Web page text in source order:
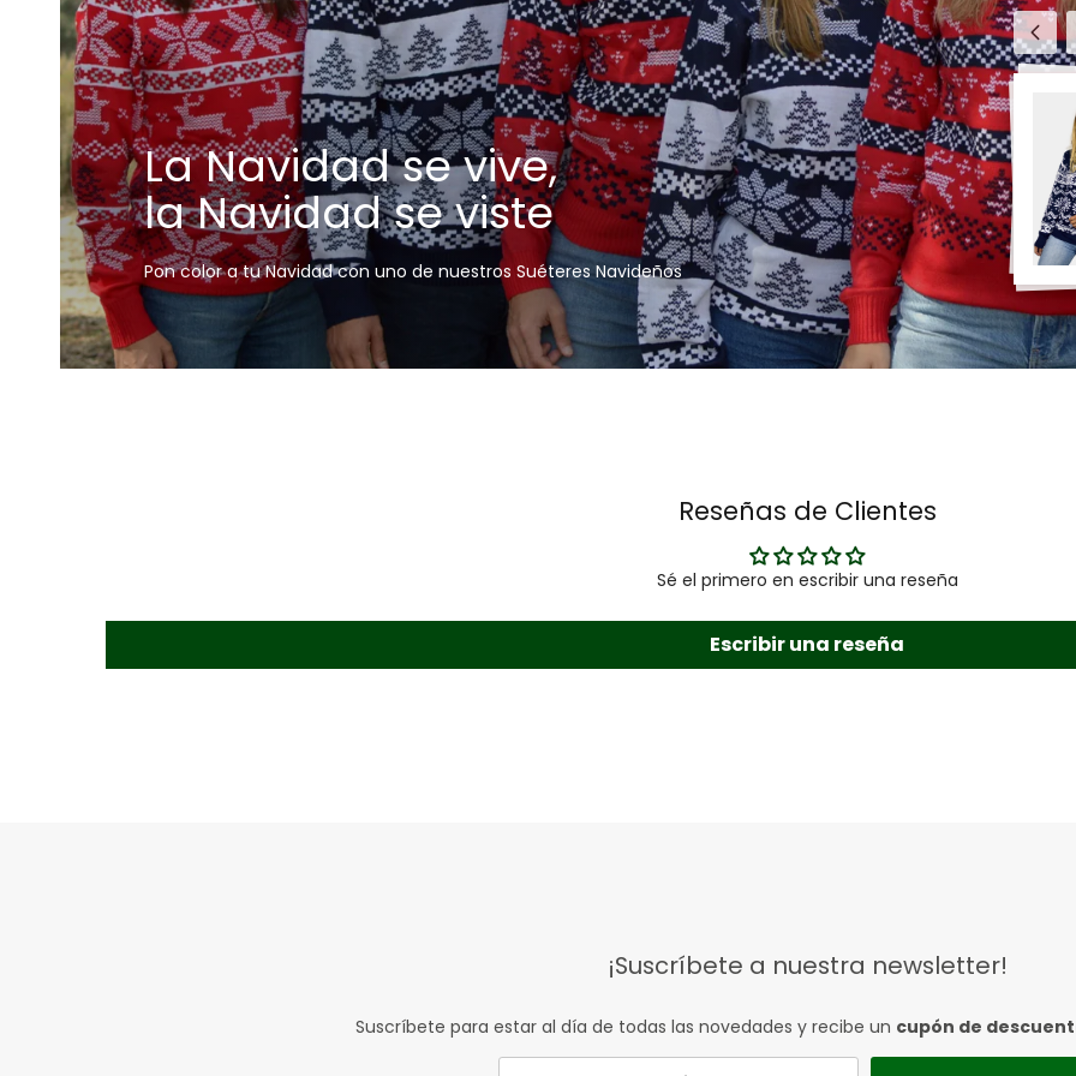
La Navidad se vive,
la Navidad se viste
Pon color a tu Navidad con uno de nuestros Suéteres Navideños
Reseñas de Clientes
Sé el primero en escribir una reseña
Escribir una reseña
¡Suscríbete a nuestra newsletter!
Suscríbete para estar al día de todas las novedades y recibe un cupón de